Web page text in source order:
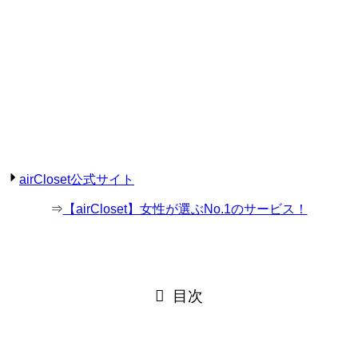
airCloset公式サイト
⇒ 【airCloset】女性が選ぶNo.1のサービス！
目次